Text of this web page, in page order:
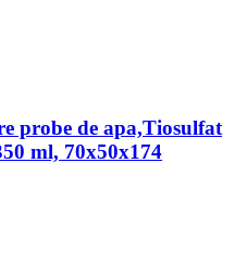
probe de apa,Tiosulfat
ml, 70x50x174